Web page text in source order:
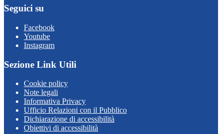
Seguici su
Facebook
Youtube
Instagram
Sezione Link Utili
Cookie policy
Note legali
Informativa Privacy
Ufficio Relazioni con il Pubblico
Dichiarazione di accessibilità
Obiettivi di accessibilità